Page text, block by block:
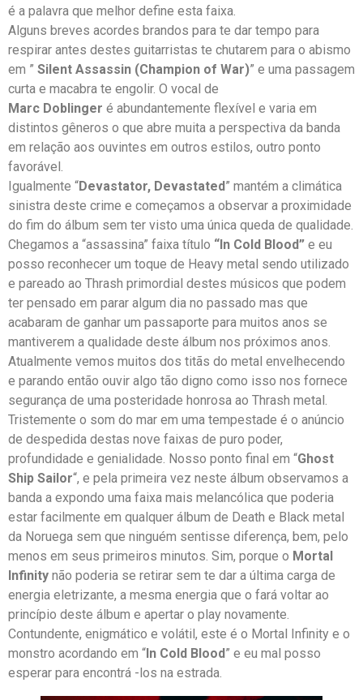
é a palavra que melhor define esta faixa.
Alguns breves acordes brandos para te dar tempo para
respirar antes destes guitarristas te chutarem para o abismo
em ” Silent Assassin (Champion of War)” e uma passagem
curta e macabra te engolir. O vocal de
Marc Doblinger é abundantemente flexível e varia em
distintos gêneros o que abre muita a perspectiva da banda
em relação aos ouvintes em outros estilos, outro ponto
favorável.
Igualmente “Devastator, Devastated” mantém a climática
sinistra deste crime e começamos a observar a proximidade
do fim do álbum sem ter visto uma única queda de qualidade.
Chegamos a “assassina” faixa título “In Cold Blood” e eu
posso reconhecer um toque de Heavy metal sendo utilizado
e pareado ao Thrash primordial destes músicos que podem
ter pensado em parar algum dia no passado mas que
acabaram de ganhar um passaporte para muitos anos se
mantiverem a qualidade deste álbum nos próximos anos.
Atualmente vemos muitos dos titãs do metal envelhecendo
e parando então ouvir algo tão digno como isso nos fornece
segurança de uma posteridade honrosa ao Thrash metal.
Tristemente o som do mar em uma tempestade é o anúncio
de despedida destas nove faixas de puro poder,
profundidade e genialidade. Nosso ponto final em “Ghost
Ship Sailor“, e pela primeira vez neste álbum observamos a
banda a expondo uma faixa mais melancólica que poderia
estar facilmente em qualquer álbum de Death e Black metal
da Noruega sem que ninguém sentisse diferença, bem, pelo
menos em seus primeiros minutos. Sim, porque o Mortal
Infinity não poderia se retirar sem te dar a última carga de
energia eletrizante, a mesma energia que o fará voltar ao
princípio deste álbum e apertar o play novamente.
Contundente, enigmático e volátil, este é o Mortal Infinity e o
monstro acordando em “In Cold Blood” e eu mal posso
esperar para encontrá -los na estrada.